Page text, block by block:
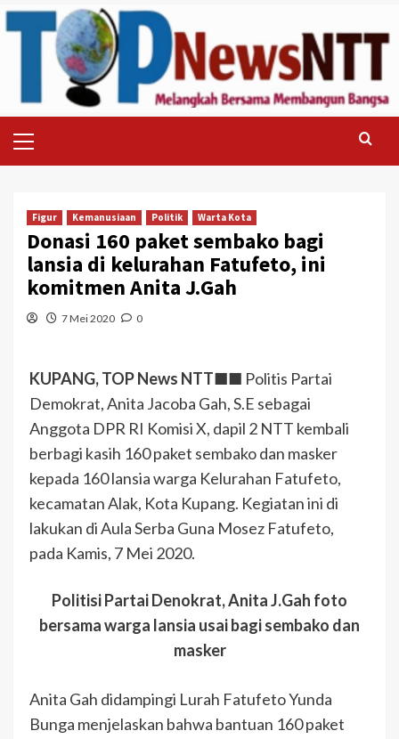
Skip
to
Menu
Figur Kemanusiaan Politik Warta Kota
Donasi 160 paket sembako bagi
lansia di kelurahan Fatufeto, ini
komitmen Anita J.Gah
7 Mei 2020 0
KUPANG, TOP News NTT■■ Politis Partai
Demokrat, Anita Jacoba Gah, S.E sebagai
Anggota DPR RI Komisi X, dapil 2 NTT kembali
berbagi kasih 160 paket sembako dan masker
kepada 160 lansia warga Kelurahan Fatufeto,
kecamatan Alak, Kota Kupang. Kegiatan ini di
lakukan di Aula Serba Guna Mosez Fatufeto,
pada Kamis, 7 Mei 2020.
Politisi Partai Denokrat, Anita J.Gah foto
bersama warga lansia usai bagi sembako dan
masker
Anita Gah didampingi Lurah Fatufeto Yunda
Bunga menjelaskan bahwa bantuan 160 paket